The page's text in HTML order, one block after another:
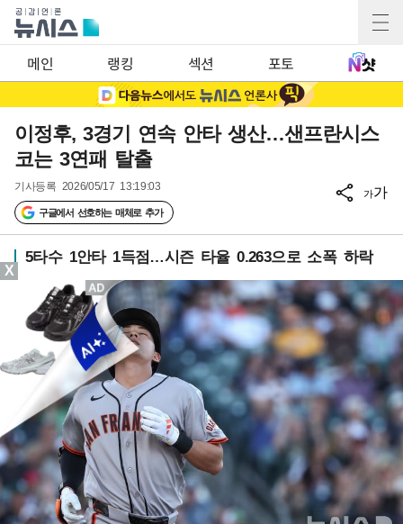
메인 랭킹 섹션 포토
이정후, 3경기 연속 안타 생산…샌프란시스
코는 3연패 탈출
기사등록 2026/05/17 13:19:03
구글에서 선호하는 매체로 추가
가가
5타수 1안타 1득점…시즌 타율 0.263으로 소폭 하락
X